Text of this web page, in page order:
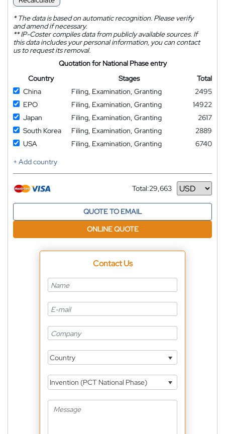
*The data is based on automatic recognition. Please verify
and amend if necessary.
**IP-Coster compiles data from publicly available sources. If
this data includes your personal information, you can contact
us to request its removal.
Quotation for National Phase entry
Country
Stages
Total
China
Filing, Examination, Granting
2495
EPO
Filing, Examination, Granting
14922
Japan
Filing, Examination, Granting
2617
South Korea
Filing, Examination, Granting
2889
USA
Filing, Examination, Granting
6740
+ Add country
Total:29,663
Currency
QUOTE TO EMAIL
ONLINE QUOTE
Contact Us
Country
Invention (PCT National Phase)